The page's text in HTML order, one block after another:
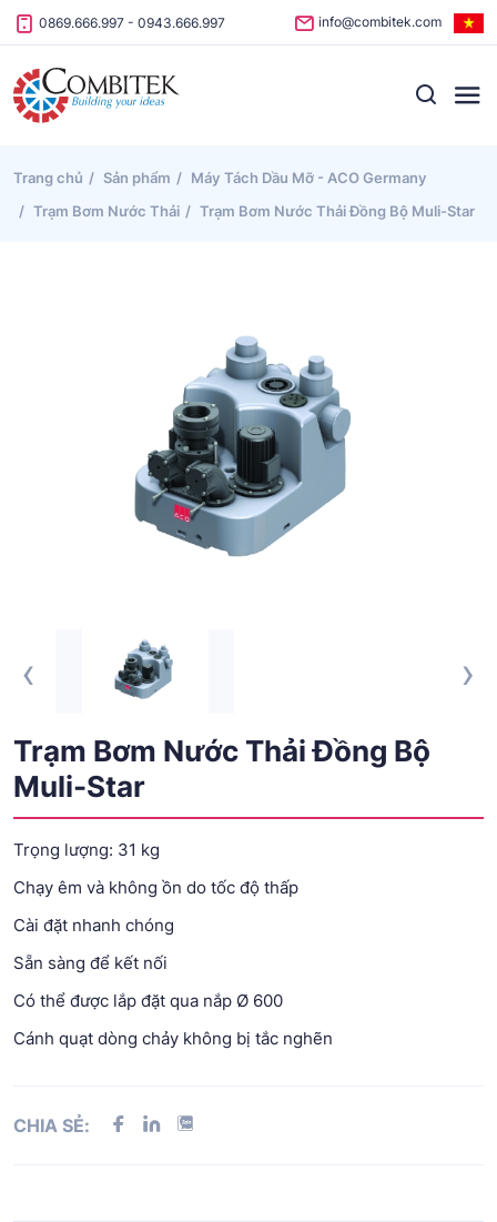
Skip to content
0869.666.997 - 0943.666.997 info@combitek.com
Trang chủ Sản phẩm
Máy Tách Dầu Mỡ - ACO Germany
Trạm Bơm Nước Thải
Trạm Bơm Nước Thải Đồng Bộ Muli-Star
‹ ›
Trạm Bơm Nước Thải Đồng Bộ
Muli-Star
Trọng lượng: 31 kg
Chạy êm và không ồn do tốc độ thấp
Cài đặt nhanh chóng
Sẵn sàng để kết nối
Có thể được lắp đặt qua nắp Ø 600
Cánh quạt dòng chảy không bị tắc nghẽn
CHIA SẺ: